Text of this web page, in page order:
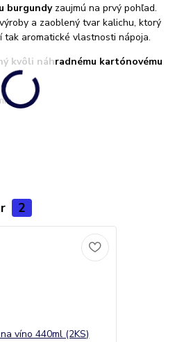
burgundy zaujmú na prvý pohľad.
a zaoblený tvar kalichu, ktorý
aromatické vlastnosti nápoja.
kvôli náhradnému kartónovému
2